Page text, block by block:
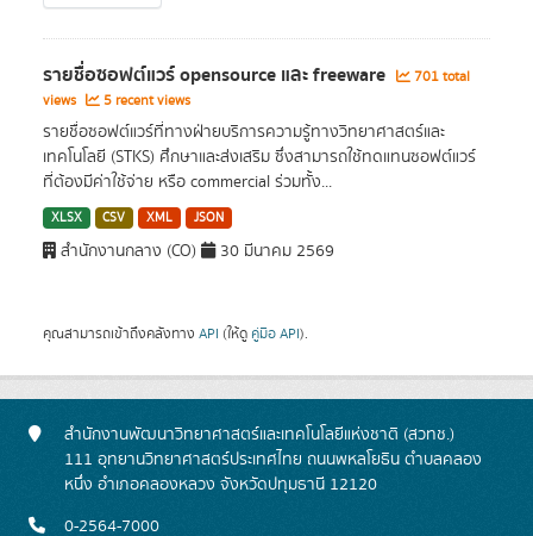
รายชื่อซอฟต์แวร์ opensource และ freeware
701 total
views
5 recent views
รายชื่อซอฟต์แวร์ที่ทางฝ่ายบริการความรู้ทางวิทยาศาสตร์และ
เทคโนโลยี (STKS) ศึกษาและส่งเสริม ซึ่งสามารถใช้ทดแทนซอฟต์แวร์
ที่ต้องมีค่าใช้จ่าย หรือ commercial ร่วมทั้ง...
XLSX CSV XML JSON
สำนักงานกลาง (CO) 30 มีนาคม 2569
คุณสามารถเข้าถึงคลังทาง API (ให้ดู คู่มือ API).
สำนักงานพัฒนาวิทยาศาสตร์และเทคโนโลยีแห่งชาติ (สวทช.)
111 อุทยานวิทยาศาสตร์ประเทศไทย ถนนพหลโยธิน ตำบลคลอง
หนึ่ง อำเภอคลองหลวง จังหวัดปทุมธานี 12120
0-2564-7000